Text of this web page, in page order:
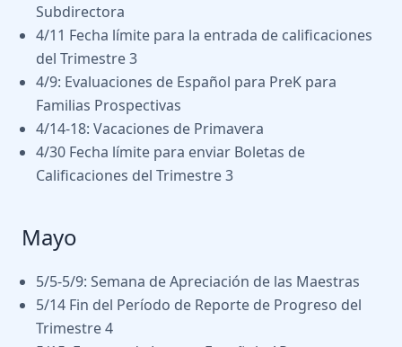
Subdirectora
4/11 Fecha límite para la entrada de calificaciones
del Trimestre 3
4/9: Evaluaciones de Español para PreK para
Familias Prospectivas
4/14-18: Vacaciones de Primavera
4/30 Fecha límite para enviar Boletas de
Calificaciones del Trimestre 3
Mayo
5/5-5/9: Semana de Apreciación de las Maestras
5/14 Fin del Período de Reporte de Progreso del
Trimestre 4